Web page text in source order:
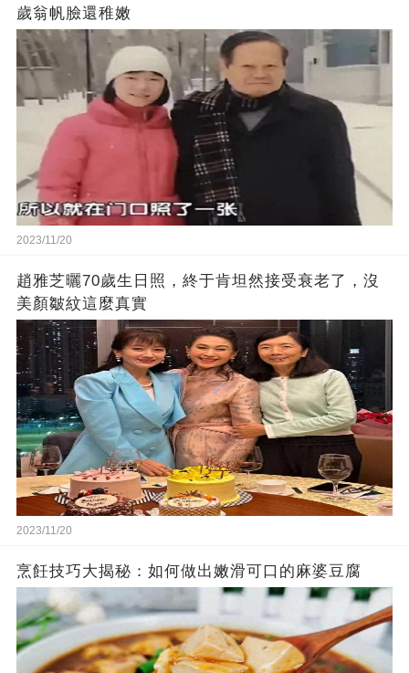
歲翁帆臉還稚嫩
2023/11/20
趙雅芝曬70歲生日照，終于肯坦然接受衰老了，沒
美顏皺紋這麼真實
2023/11/20
烹飪技巧大揭秘：如何做出嫩滑可口的麻婆豆腐